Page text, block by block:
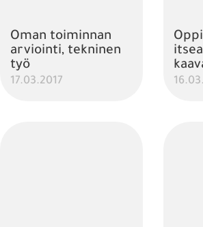
Oman toiminnan
arviointi, tekninen
työ
17.03.2017